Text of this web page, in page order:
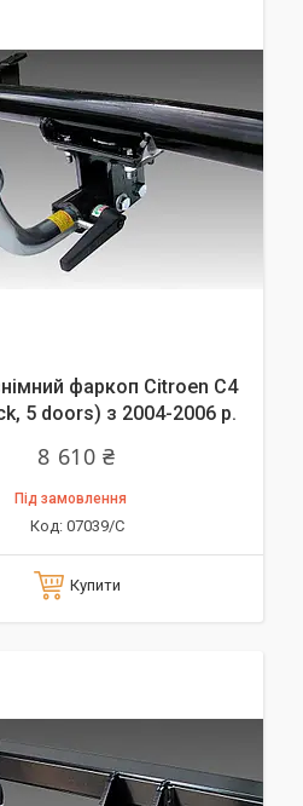
фаркоп Citroen C4
5 doors) з 2004-2006 р.
8 610 ₴
Під замовлення
07039/C
Купити